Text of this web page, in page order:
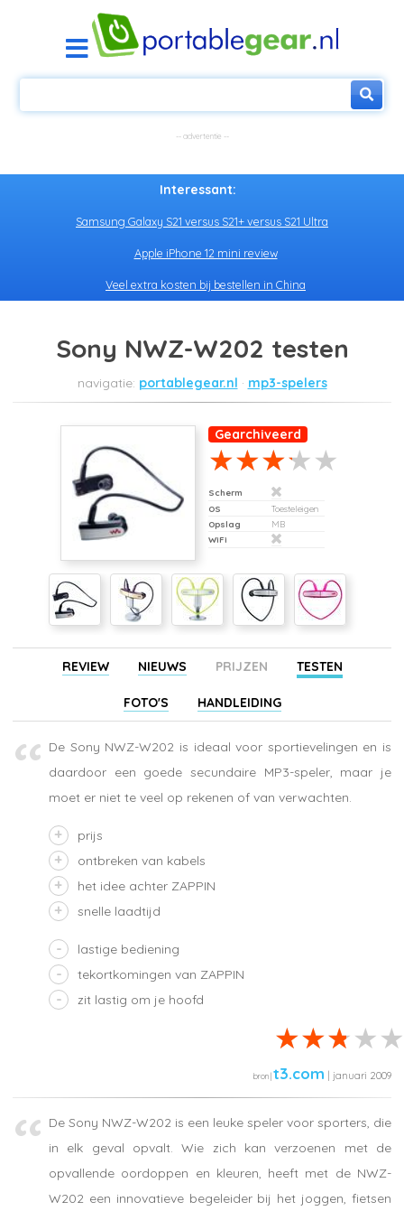
Interessant:
Samsung Galaxy S21 versus S21+ versus S21 Ultra
Apple iPhone 12 mini review
Veel extra kosten bij bestellen in China
Sony NWZ-W202 testen
portablegear.nl mp3-spelers
Gearchiveerd
Scherm
OS
Toesteleigen
Opslag
MB
WiFi
REVIEW NIEUWS PRIJZEN TESTEN
FOTO'S HANDLEIDING
De Sony NWZ-W202 is ideaal voor sportievelingen en is
daardoor een goede secundaire MP3-speler, maar je
moet er niet te veel op rekenen of van verwachten.
prijs
ontbreken van kabels
het idee achter ZAPPIN
snelle laadtijd
lastige bediening
tekortkomingen van ZAPPIN
zit lastig om je hoofd
t3.com | januari 2009
De Sony NWZ-W202 is een leuke speler voor sporters, die
in elk geval opvalt. Wie zich kan verzoenen met de
opvallende oordoppen en kleuren, heeft met de NWZ-
W202 een innovatieve begeleider bij het joggen, fietsen